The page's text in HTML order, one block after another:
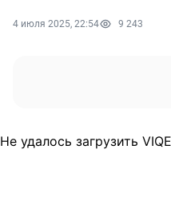
4 июля 2025, 22:54 9 243
Не удалось загрузить